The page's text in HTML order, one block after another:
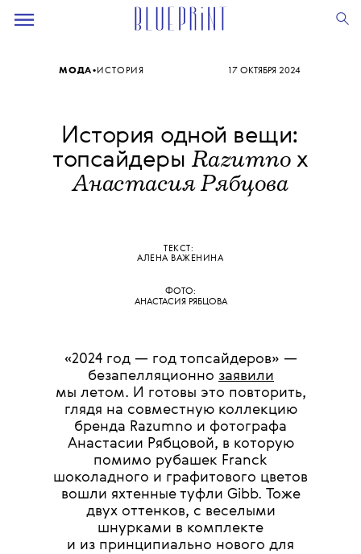
17 ОКТЯБРЯ 2024
МОДА•ИСТОРИЯ
История одной вещи:
топсайдеры Razumno х
Анастасия Рябцова
ТЕКСТ:
АЛЕНА ВАЖЕНИНА
ФОТО:
АНАСТАСИЯ РЯБЦОВА
«2024 год — год топсайдеров» —
безапелляционно заявили
мы летом. И готовы это повторить,
глядя на совместную коллекцию
бренда Razumno и фотографа
Анастасии Рябцовой, в которую
помимо рубашек Franck
шоколадного и графитового цветов
вошли яхтенные туфли Gibb. Тоже
двух оттенков, с веселыми
шнурками в комплекте
и из принципиально нового для